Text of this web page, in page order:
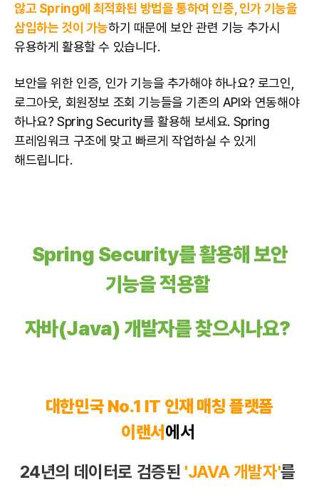
않고 Spring에 최적화된 방법을 통하여 인증, 인가 기능을
삽입하는 것이 가능하기 때문에보안관련 기능 추가시
유용하게 활용할 수 있습니다.
보안을 위한 인증, 인가 기능을 추가해야 하나요? 로그인,
로그아웃, 회원정보 조회 기능들을 기존의 API와 연동해야
하나요? Spring Security를 활용해 보세요. Spring
프레임워크 구조에 맞고 빠르게 작업하실 수 있게
해드립니다.
Spring Security를 활용해 보안
기능을 적용할
자바(Java) 개발자를 찾으시나요?
대한민국 No.1 IT 인재 매칭 플랫폼
이랜서 에서
24년의 데이터로 검증된 'JAVA개발자'를